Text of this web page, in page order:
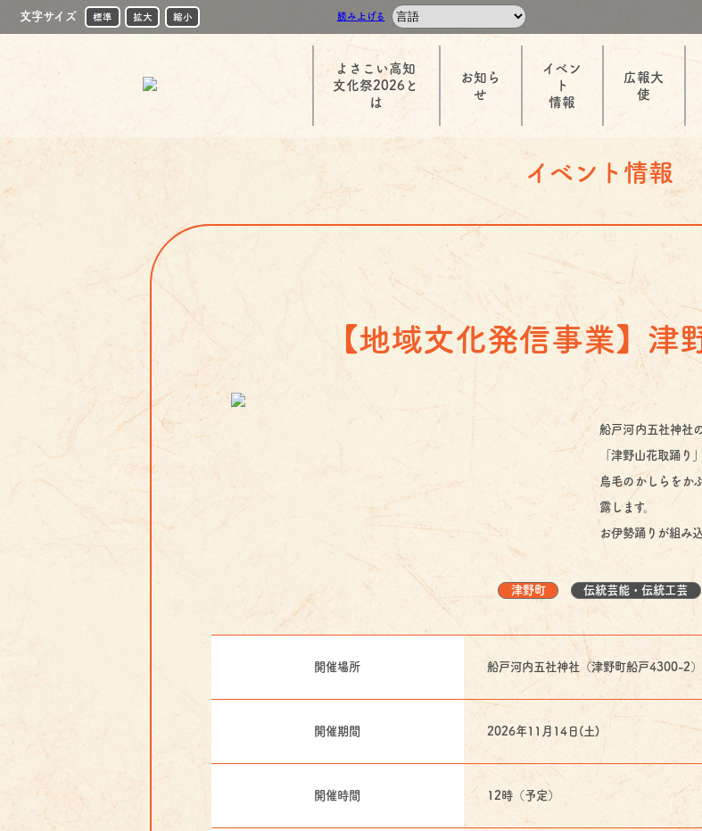
文字サイズ 標準 拡大 縮小 読み上げる
よさこい高知
文化祭2026と
は
お知ら
せ
イベン
ト
情報
広報大
使
イベント情報
【地域文化発信事業】津
船戸河内五社神社
「津野山花取踊り」
鳥毛のかしらをか
露します。
お伊勢踊りが組み
津野町 伝統芸能・伝統工芸
開催場所 船戸河内五社神社（津野町船戸4300-2）
開催期間 2026年11月14日(土)
開催時間 12時（予定）